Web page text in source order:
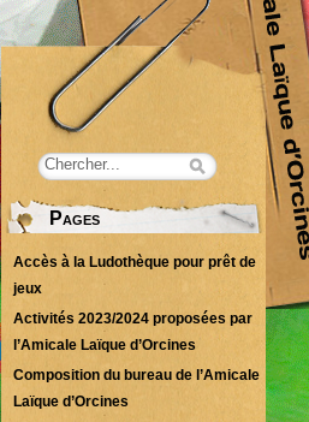
Pages
Accès à la Ludothèque pour prêt de
jeux
Activités 2023/2024 proposées par
l’Amicale Laïque d’Orcines
Composition du bureau de l’Amicale
Laïque d’Orcines